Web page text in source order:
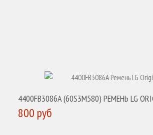
4400FB3086A (60S3M580) РЕМЕНЬ LG
800 руб